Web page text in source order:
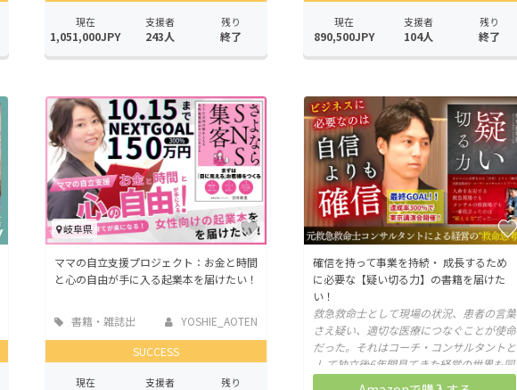
現在
1,051,000JPY
支援者
243人
残り
終了
現在
890,500JPY
支援者
104人
残り
終了
岐阜県
ママの自立支援プロジェクト：お金と時間
と心の自由が手に入る起業本を届けたい！
書籍・雑誌出
版
YOSHIE_AOTEN
SUCCESS
現在 支援者 残り
確信を持って事業を持続・ 成長するため
に必要な【疑い切る力】の書籍を届けた
い！
救急救命士として現場の状況、患者の言葉
さえ疑い、適切な医療につなぐことが使命
だった。それはコーチ・コンサルタントと
して独立後6年間見てきた経営の世界も同
じ。あなたを「最悪」から守る思考法を綴